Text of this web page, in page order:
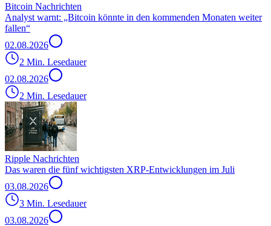
Bitcoin Nachrichten
Analyst warnt: „Bitcoin könnte in den kommenden Monaten weiter
fallen“
02.08.2026
2 Min. Lesedauer
02.08.2026
2 Min. Lesedauer
Ripple Nachrichten
Das waren die fünf wichtigsten XRP-Entwicklungen im Juli
03.08.2026
3 Min. Lesedauer
03.08.2026